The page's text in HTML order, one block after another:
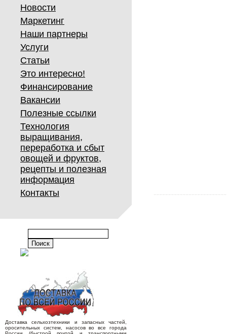
Новости
Маркетинг
Наши партнеры
Услуги
Статьи
Это интересно!
Финансирование
Вакансии
Полезные ссылки
Технология
выращивания,
переработка и сбыт
овощей и фруктов,
рецепты и полезная
информация
Контакты
Доставка сельхозтехники и запасных частей,
оросительных систем, насосов во все города